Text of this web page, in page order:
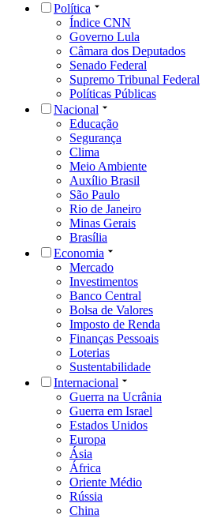
Política
Índice CNN
Governo Lula
Câmara dos Deputados
Senado Federal
Supremo Tribunal Federal
Políticas Públicas
Nacional
Educação
Segurança
Clima
Meio Ambiente
Auxílio Brasil
São Paulo
Rio de Janeiro
Minas Gerais
Brasília
Economia
Mercado
Investimentos
Banco Central
Bolsa de Valores
Imposto de Renda
Finanças Pessoais
Loterias
Sustentabilidade
Internacional
Guerra na Ucrânia
Guerra em Israel
Estados Unidos
Europa
Ásia
África
Oriente Médio
Rússia
China